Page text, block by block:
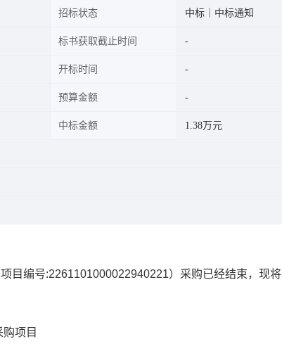
招标状态 中标｜中标通知
标书获取截止时间
开标时间
预算金额
中标金额 1.38万元
项目编号:2261101000022940221）采购已经结束，现将
项目